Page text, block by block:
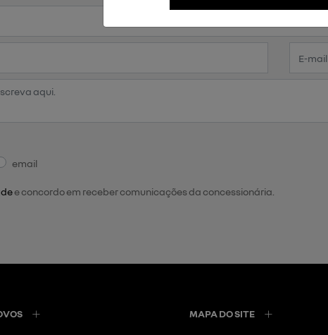
email
e concordo em receber comunicações da concessionária.
MAPA DO SITE